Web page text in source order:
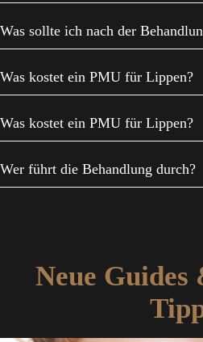
Was sollte ich nach der
Was kostet ein PMU für Lippen?
Was kostet ein PMU für Lippen?
Wer führt die Behandlung durch?
Neue